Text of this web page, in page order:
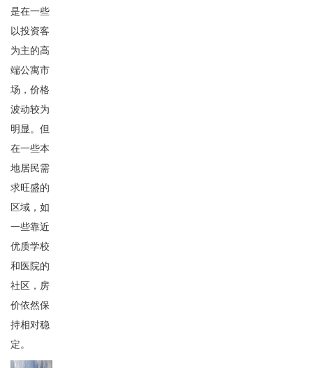
是在一些
以投资客
为主的高
端公寓市
场，价格
波动较为
明显。但
在一些本
地居民需
求旺盛的
区域，如
一些靠近
优质学校
和医院的
社区，房
价依然保
持相对稳
定。